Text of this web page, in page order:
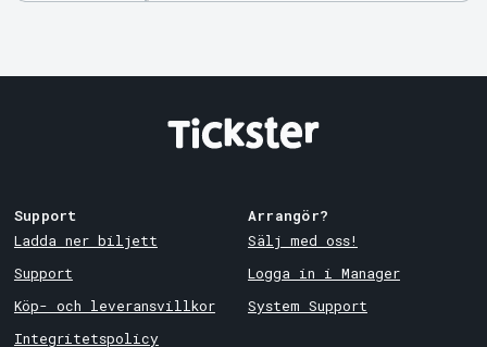
Support
Ladda ner biljett
Support
Köp- och leveransvillkor
Integritetspolicy
Arrangör?
Sälj med oss!
Logga in i Manager
System Support